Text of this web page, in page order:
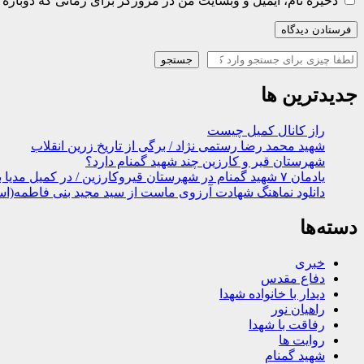
جستجو جستجو
جدیدترین ها
راز کانال کمیل چیست
شهید محمد رضا رستمی نژاد / برگی از تاریخ زرین انقلاب
شهرستان قیر و کارزین چند شهید گمنام دارد؟
یادمان ۷ شهید گمنام در شهرستان قیروکارزین / در کمیل مدیا ببینید
دانلود نماهنگ شهادت آرزوی ماست از سید مجید بنی
دسته‌ها
خبری
دفاع مقدس
دیدار با خانواده شهدا
راهیان نور
رفاقت با شهدا
روایت ها
شهید گمنام